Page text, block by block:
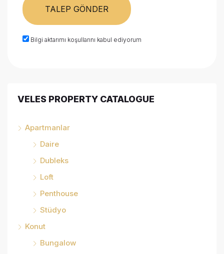
TALEP GÖNDER
Bilgi aktarımı koşullarını kabul ediyorum
VELES PROPERTY CATALOGUE
Apartmanlar
Daire
Dubleks
Loft
Penthouse
Stüdyo
Konut
Bungalow